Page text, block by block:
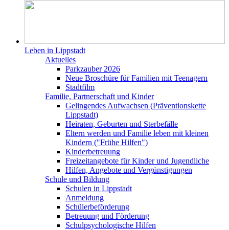
Leben in Lippstadt
Aktuelles
Parkzauber 2026
Neue Broschüre für Familien mit Teenagern
Stadtfilm
Familie, Partnerschaft und Kinder
Gelingendes Aufwachsen (Präventionskette
Lippstadt)
Heiraten, Geburten und Sterbefälle
Eltern werden und Familie leben mit kleinen
Kindern ("Frühe Hilfen")
Kinderbetreuung
Freizeitangebote für Kinder und Jugendliche
Hilfen, Angebote und Vergünstigungen
Schule und Bildung
Schulen in Lippstadt
Anmeldung
Schülerbeförderung
Betreuung und Förderung
Schulpsychologische Hilfen